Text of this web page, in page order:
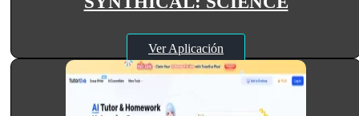
Ver Aplicación